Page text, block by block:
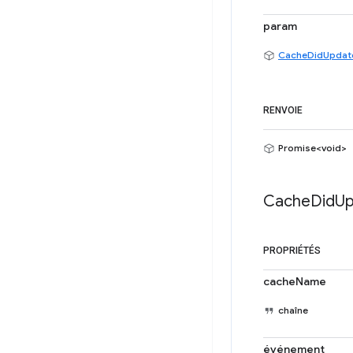
param
RENVOIE
Promise<void>
CacheDid
PROPRIÉTÉS
cacheName
chaîne
événement